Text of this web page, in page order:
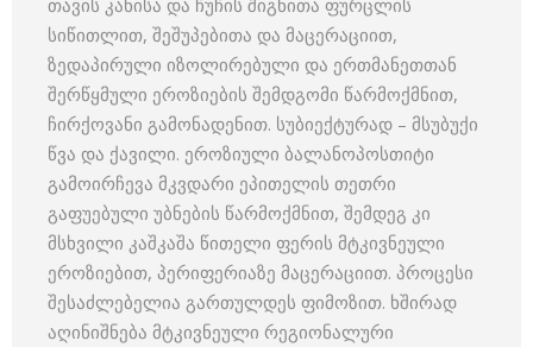
თავის კანისა და ჩუჩის შიგნითა ფურცლის
სიწითლით, შეშუპებითა და მაცერაციით,
ზედაპირული იზოლირებული და ერთმანეთთან
შერწყმული ეროზიების შემდგომი წარმოქმნით,
ჩირქოვანი გამონადენით. სუბიექტურად – მსუბუქი
წვა და ქავილი. ეროზიული ბალანოპოსთიტი
გამოირჩევა მკვდარი ეპითელის თეთრი
გაფუებული უბნების წარმოქმნით, შემდეგ კი
მსხვილი კაშკაშა წითელი ფერის მტკივნეული
ეროზიებით, პერიფერიაზე მაცერაციით. პროცესი
შესაძლებელია გართულდეს ფიმოზით. ხშირად
აღინიშნება მტკივნეული რეგიონალური